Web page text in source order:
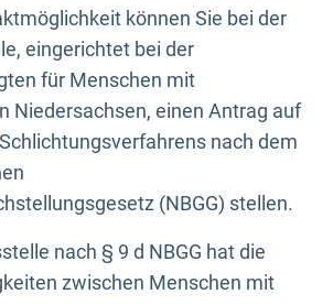
können Sie bei der
eingerichtet bei der
für Menschen mit
Niedersachsen, einen Antrag auf
nach dem
(NBGG) stellen.
nach § 9 d NBGG hat die
zwischen Menschen mit